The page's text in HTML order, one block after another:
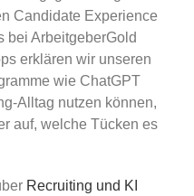
Candidate Experience
bei ArbeitgeberGold
erklären wir unseren
wie ChatGPT
Alltag nutzen können,
auf, welche Tücken es
Recruiting und KI